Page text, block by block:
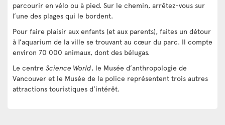
parcourir en vélo ou à pied. Sur le chemin, arrêtez-vous sur
l’une des plages qui le bordent.
Pour faire plaisir aux enfants (et aux parents), faites un détour
à l’aquarium de la ville se trouvant au cœur du parc. Il compte
environ 70 000 animaux, dont des bélugas.
Le centre Science World, le Musée d’anthropologie de
Vancouver et le Musée de la police représentent trois autres
attractions touristiques d’intérêt.